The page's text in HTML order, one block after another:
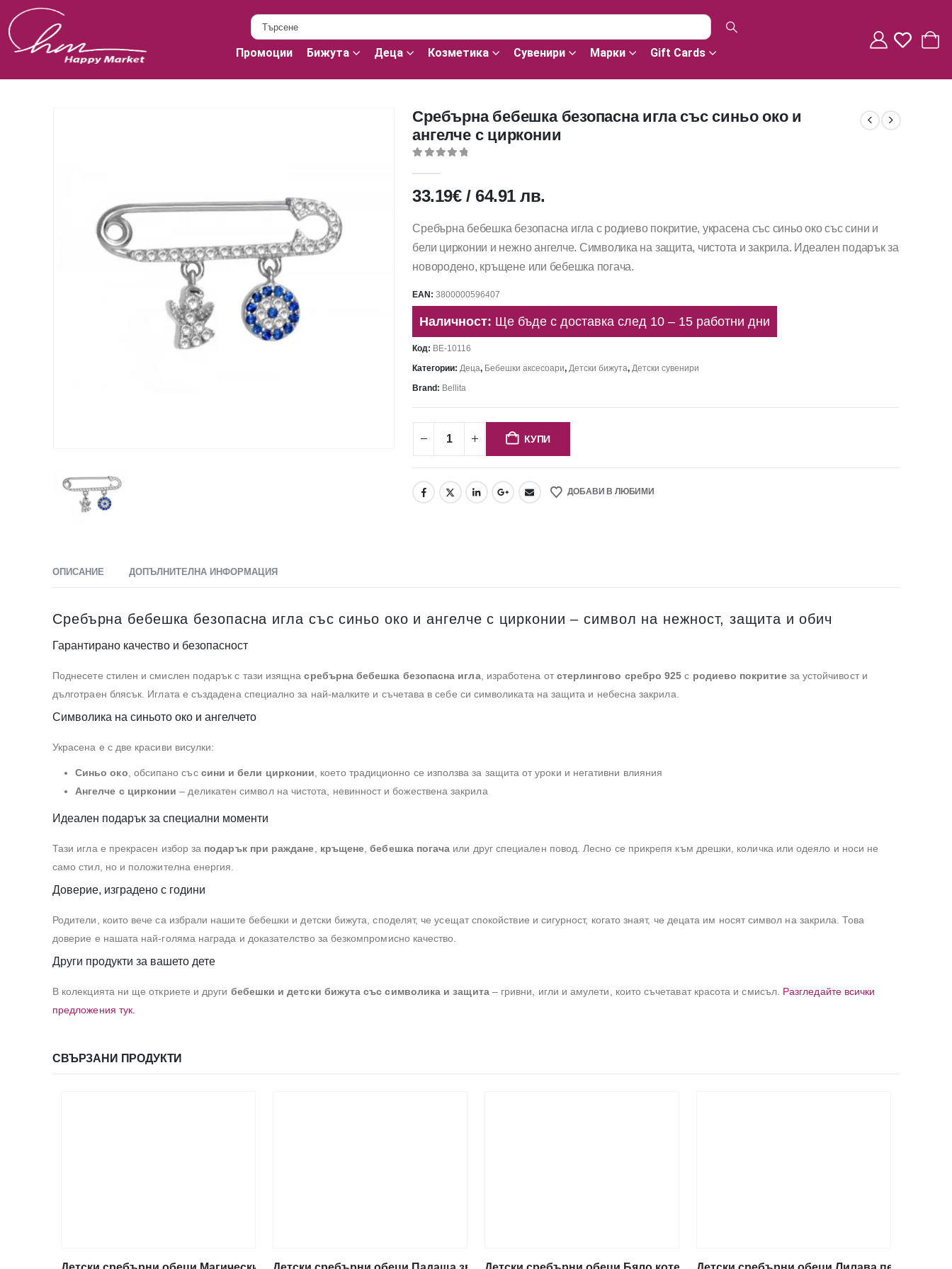
Промоции Бижута Деца Козметика Сувенири Марки Gift Cards
Сребърна бебешка безопасна игла със синьо око и
ангелче с цирконии
33.19€ /64.91лв.
Сребърна бебешка безопасна игла с родиево покритие, украсена със синьо око със сини и
бели цирконии и нежно ангелче. Символика на защита, чистота и закрила. Идеален подарък за
новородено, кръщене или бебешка погача.
EAN:3800000596407
Наличност: Ще бъде с доставка след 10 – 15 работни дни
Код: BE-10116
Категории:Деца, Бебешки аксесоари,Детски бижута,Детски сувенири
Brand: Bellita
КУПИ
ДОБАВИ В ЛЮБИМИ
ОПИСАНИЕ ДОПЪЛНИТЕЛНА ИНФОРМАЦИЯ
Сребърна бебешка безопасна игла със синьо око и ангелче с цирконии – символ на нежност, защита и обич
Гарантирано качество и безопасност
Поднесете стилен и смислен подарък с тази изящнасребърна бебешка безопасна игла, изработена от стерлингово сребро 925 с родиево покритиеза устойчивост и
дълготраен блясък. Иглата е създадена специално за най-малките и съчетава в себе си символиката на защита и небесна закрила.
Символика на синьото око и ангелчето
Украсена е с две красиви висулки:
Синьо око, обсипано със сини и бели цирконии, което традиционно се използва за защита от уроки и негативни влияния
Ангелче с цирконии – деликатен символ на чистота, невинност и божествена закрила
Идеален подарък за специални моменти
Тази игла е прекрасен избор за подарък при раждане, кръщене,бебешка погача или друг специален повод. Лесно се прикрепя към дрешки, количка или одеяло и носи не
само стил, но и положителна енергия.
Доверие, изградено с години
Родители, които вече са избрали нашите бебешки и детски бижута, споделят, че усещат спокойствие и сигурност, когато знаят, че децата им носят символ на закрила. Това
доверие е нашата най-голяма награда и доказателство за безкомпромисно качество.
Други продукти за вашето дете
В колекцията ни ще откриете и други бебешки и детски бижута със символика и защита– гривни, игли и амулети, които съчетават красота и смисъл. Разгледайте всички
предложения тук.
СВЪРЗАНИ ПРОДУКТИ